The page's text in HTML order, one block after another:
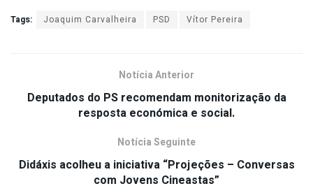
Tags: Joaquim Carvalheira PSD Vítor Pereira
Notícia Anterior
Deputados do PS recomendam monitorização da
resposta económica e social.
Notícia Seguinte
Didáxis acolheu a iniciativa “Projeções – Conversas
com Jovens Cineastas”